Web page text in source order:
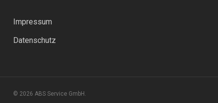
Impressum
Datenschutz
© 2026 ABS Service GmbH.